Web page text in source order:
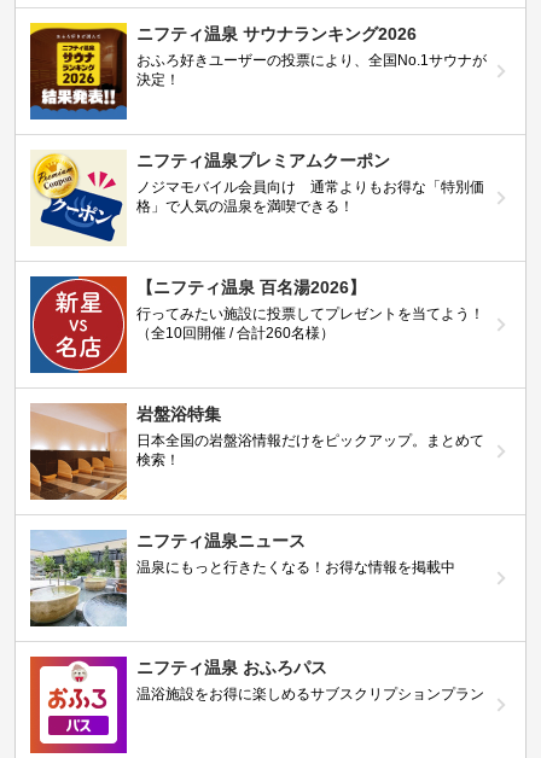
ニフティ温泉 サウナランキング2026
おふろ好きユーザーの投票により、全国No.1サウナが
決定！
ニフティ温泉プレミアムクーポン
ノジマモバイル会員向け 通常よりもお得な「特別価
格」で人気の温泉を満喫できる！
【ニフティ温泉 百名湯2026】
行ってみたい施設に投票してプレゼントを当てよう！
（全10回開催 / 合計260名様）
岩盤浴特集
日本全国の岩盤浴情報だけをピックアップ。まとめて
検索！
ニフティ温泉ニュース
温泉にもっと行きたくなる！お得な情報を掲載中
ニフティ温泉 おふろパス
温浴施設をお得に楽しめるサブスクリプションプラン